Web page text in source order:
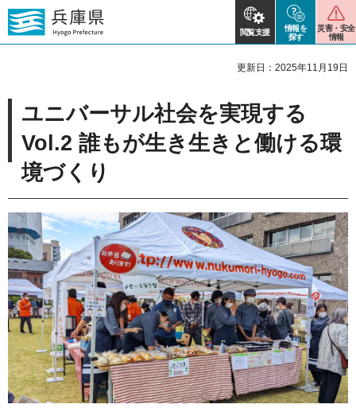
閲覧支援
情報を
探す
災害・安全
情報
更新日：2025年11月19日
ユニバーサル社会を実現する
Vol.2 誰もが生き生きと働ける環
境づくり